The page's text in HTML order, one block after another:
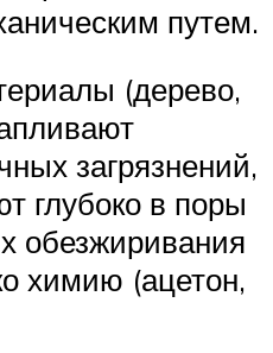
путем.
(дерево,
загрязнений,
глубоко в поры
обезжиривания
химию (ацетон,